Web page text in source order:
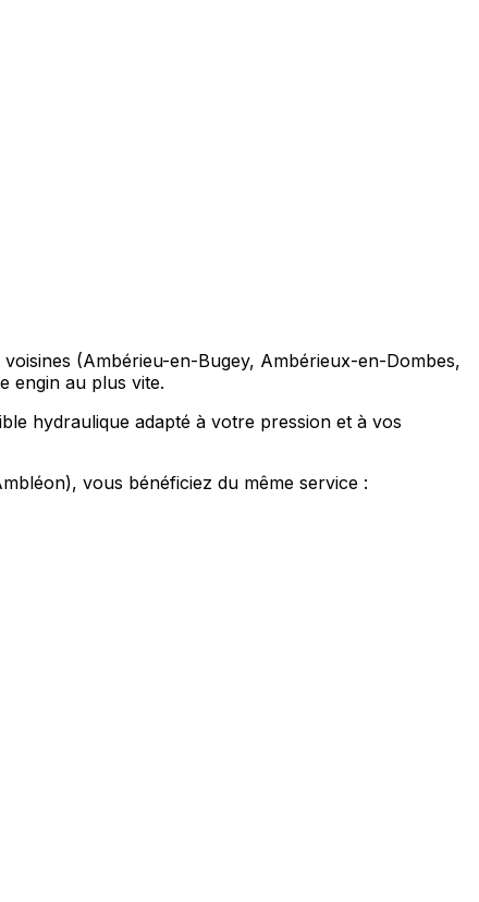
(Ambérieu-en-Bugey, Ambérieux-en-Dombes,
engin au plus vite.
hydraulique adapté à votre pression et à vos
vous bénéficiez du même service :